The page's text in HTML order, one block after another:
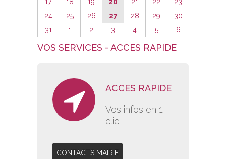
17
18 19 20 21 22
23
24
25 26 27 28 29
30
31
1 2 3 4 5 6
VOS SERVICES - ACCES RAPIDE
ACCES RAPIDE
Vos infos en 1
clic !
CONTACTS MAIRIE